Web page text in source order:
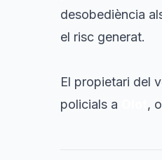
desobediència
el risc generat.
El propietari del
policials a
,